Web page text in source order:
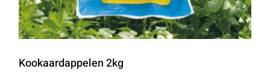
Kookaardappelen 2kg